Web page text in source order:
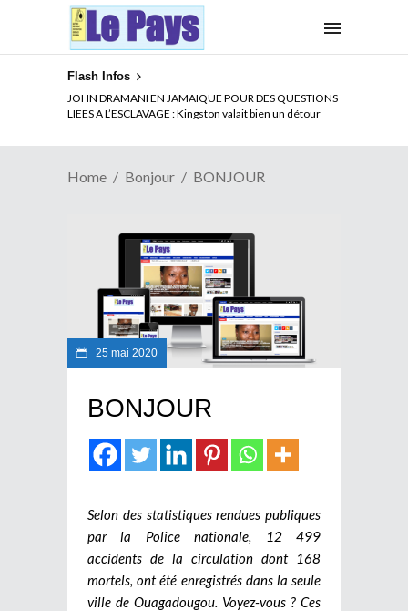
Flash Infos
JOHN DRAMANI EN JAMAIQUE POUR DES QUESTIONS
LIEES A L’ESCLAVAGE : Kingston valait bien un détour
Home Bonjour BONJOUR
25 mai 2020
BONJOUR
Selon des statistiques rendues publiques
par la Police nationale, 12 499
accidents de la circulation dont 168
mortels, ont été enregistrés dans la seule
ville de Ouagadougou. Voyez-vous ? Ces